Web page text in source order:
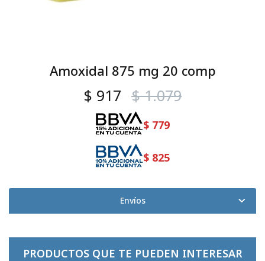
Amoxidal 875 mg 20 comp
$ 917 $ 1.079
$ 779
$ 825
Envíos
PRODUCTOS QUE TE PUEDEN INTERESAR